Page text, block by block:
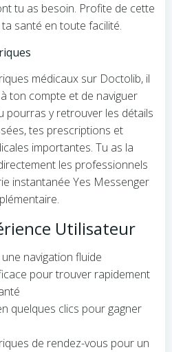
tu as besoin. Profite de cette
santé en toute facilité.
médicaux sur Doctolib, il
ton compte et de naviguer
pourras y retrouver les détails
tes prescriptions et
importantes. Tu as la
les professionnels
instantanée Yes Messenger
Utilisateur
navigation fluide
pour trouver rapidement
quelques clics pour gagner
de rendez-vous pour un